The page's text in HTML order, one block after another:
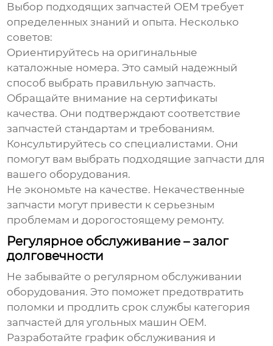
Выбор подходящих запчастей OEM требует
определенных знаний и опыта. Несколько
советов:
Ориентируйтесь на оригинальные
каталожные номера. Это самый надежный
способ выбрать правильную запчасть.
Обращайте внимание на сертификаты
качества. Они подтверждают соответствие
запчастей стандартам и требованиям.
Консультируйтесь со специалистами. Они
помогут вам выбрать подходящие запчасти для
вашего оборудования.
Не экономьте на качестве. Некачественные
запчасти могут привести к серьезным
проблемам и дорогостоящему ремонту.
Регулярное обслуживание – залог
долговечности
Не забывайте о регулярном обслуживании
оборудования. Это поможет предотвратить
поломки и продлить срок службы категория
запчастей для угольных машин OEM.
Разработайте график обслуживания и